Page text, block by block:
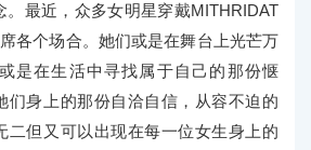
。最近，众多女明星穿戴MITHRIDAT
各个场合。她们或是在舞台上光芒万
是在生活中寻找属于自己的那份惬
们身上的那份自洽自信，从容不迫的
二但又可以出现在每一位女生身上的